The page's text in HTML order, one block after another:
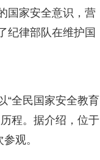
国家安全意识，营
纪律部队在维护国
“全民国家安全教育
程。据介绍，位于
观。